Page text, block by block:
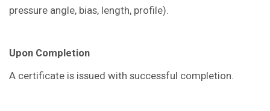
pressure angle, bias, length, profile).
Upon Completion
A certificate is issued with successful completion.